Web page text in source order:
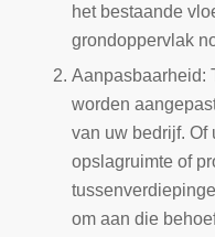
het bestaande
grondoppervlak
Aanpasbaarheid:
worden
van uw bedrijf. Of
opslagruimte of
om aan die